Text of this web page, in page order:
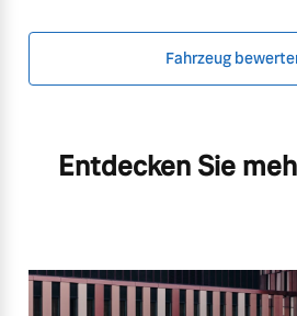
Fahrzeug
Entdecken Sie